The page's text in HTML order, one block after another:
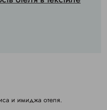
и имиджа отеля.